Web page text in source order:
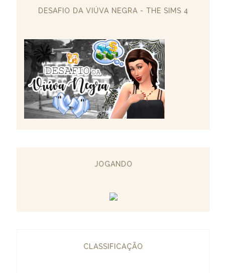
DESAFIO DA VIÚVA NEGRA - THE SIMS 4
JOGANDO
CLASSIFICAÇÃO